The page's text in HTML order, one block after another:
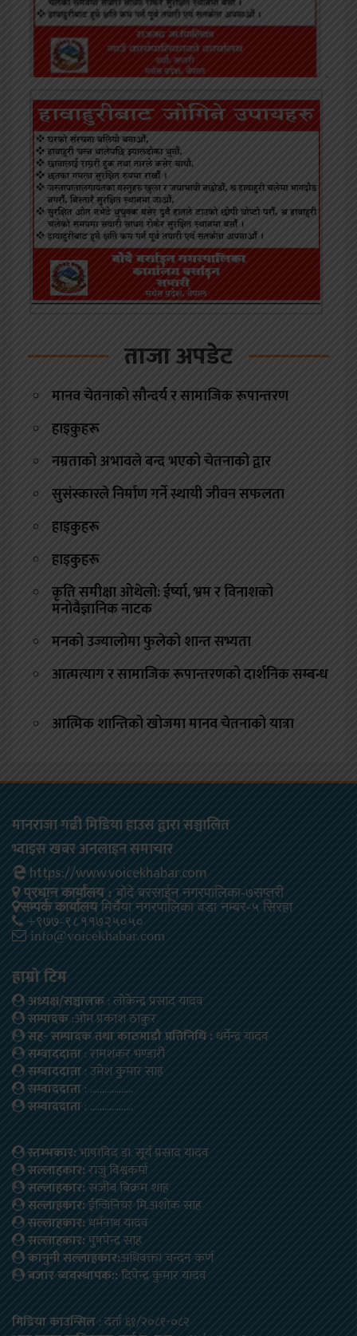
ताजा अपडेट
मानव चेतनाको सौन्दर्य र सामाजिक रूपान्तरण
हाइकुहरू
नम्रताको अभावले बन्द भएको चेतनाको द्वार
सुसंस्कारले निर्माण गर्ने स्थायी जीवन सफलता
हाइकुहरू
हाइकुहरू
कृति समीक्षा ओथेलो: ईर्ष्या, भ्रम र विनाशको
मनोवैज्ञानिक नाटक
मनको उज्यालोमा फुलेको शान्त सभ्यता
आत्मत्याग र सामाजिक रूपान्तरणको दार्शनिक सम्बन्ध
आत्मिक शान्तिको खोजमा मानव चेतनाको यात्रा
मानराजा गढी मिडिया हाउस द्वारा सञ्चालित
भ्वाइस खबर अनलाइन समाचार
https://www.voicekhabar.com
प्रधान कार्यालय : बोदे बरसाईन नगरपालिका-७सप्तरी
सम्पर्क कार्यालयमिर्चैया नगरपालिका वडा नम्बर-५ सिरहा
+९७७-९८११७२५०५०
info@voicekhabar.com
हाम्रो टिम
अध्यक्ष/सञ्चालक: लोकेन्द्र प्रसाद यादव
सम्पादक:ओम प्रकाश ठाकुर
सह- सम्पादक तथा काठमाडौ प्रतिनिधि : धर्मेन्द्र यादव
सम्वाददाता: रामशंकर भण्डारी
सम्वाददाता: उमेश कुमार साह
सम्वाददाता: ………………
सम्वाददाता: ………………
स्तम्भकार:भाषाविद डा. सूर्य प्रसाद यादव
सल्लाहकार:राजु विश्वकर्मा
सल्लाहकार:संजीब बिक्रम शाह
सल्लाहकार:ईन्जिनियर मि.अशोक साह
सल्लाहकार: धर्मनाथ यादव
सल्लाहकार:पुषपेन्द्र साह
कानुनी सल्लाहकार:अधिवक्ता चन्दन कर्ण
बजार ब्यवस्थापक::दिपेन्द्र कुमार यादव
मिडिया काउन्सिल: दर्ता ६१/२०८१-०८२